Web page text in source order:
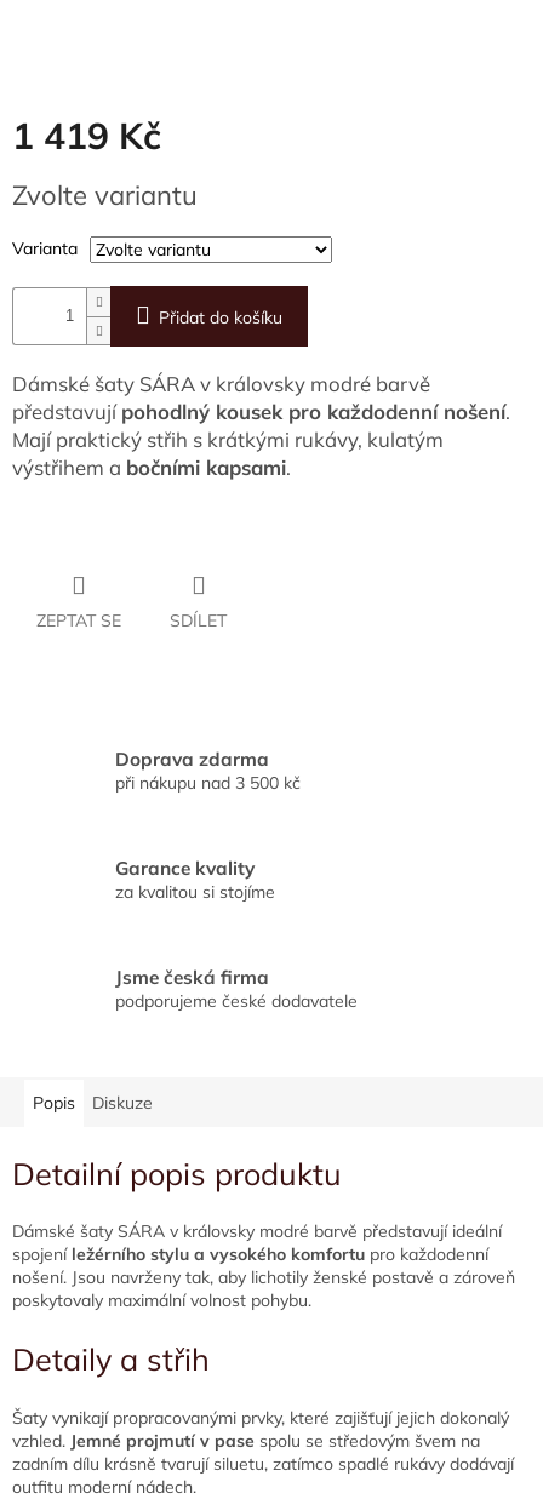
1 419 Kč
cena:
Zvolte variantu
Varianta
Přidat do košíku
Dámské šaty SÁRA v královsky modré barvě
představujípohodlný kousek pro každodenní nošení.
Mají praktický střih s krátkými rukávy, kulatým
výstřihem a bočními kapsami.
ZEPTAT SE SDÍLET
Doprava zdarma
při nákupu nad 3 500 kč
Garance kvality
za kvalitou si stojíme
Jsme česká firma
podporujeme české dodavatele
Popis Diskuze
Detailní popis produktu
Dámské šaty SÁRA v královsky modré barvě představují ideální
spojení ležérního stylu a vysokého komfortu pro každodenní
nošení. Jsou navrženy tak, aby lichotily ženské postavě a zároveň
poskytovaly maximální volnost pohybu.
Detaily a střih
Šaty vynikají propracovanými prvky, které zajišťují jejich dokonalý
vzhled. Jemné projmutí v pase spolu se středovým švem na
zadním dílu krásně tvarují siluetu, zatímco spadlé rukávy dodávají
outfitu moderní nádech.